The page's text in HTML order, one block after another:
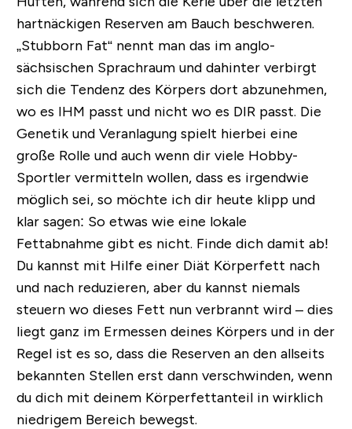
hartnäckigen Reserven am Bauch beschweren.
„Stubborn Fat“ nennt man das im anglo-
sächsischen Sprachraum und dahinter verbirgt
sich die Tendenz des Körpers dort abzunehmen,
wo es IHM passt und nicht wo es DIR passt. Die
Genetik und Veranlagung spielt hierbei eine
große Rolle und auch wenn dir viele Hobby-
Sportler vermitteln wollen, dass es irgendwie
möglich sei, so möchte ich dir heute klipp und
klar sagen: So etwas wie eine lokale
Fettabnahme gibt es nicht. Finde dich damit ab!
Du kannst mit Hilfe einer Diät Körperfett nach
und nach reduzieren, aber du kannst niemals
steuern wo dieses Fett nun verbrannt wird – dies
liegt ganz im Ermessen deines Körpers und in der
Regel ist es so, dass die Reserven an den allseits
bekannten Stellen erst dann verschwinden, wenn
du dich mit deinem Körperfettanteil in wirklich
niedrigem Bereich bewegst.